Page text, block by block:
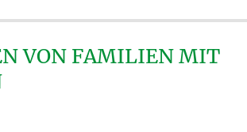
VON FAMILIEN MIT